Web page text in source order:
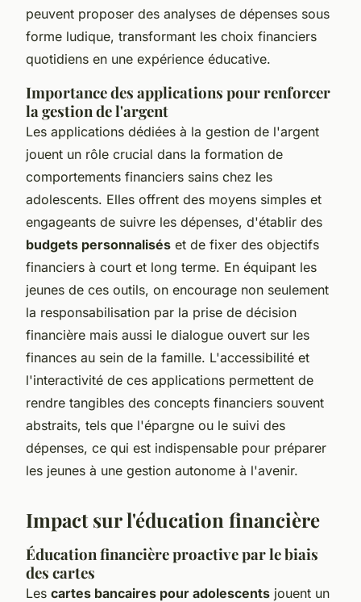
peuvent proposer des analyses de dépenses sous
forme ludique, transformant les choix financiers
quotidiens en une expérience éducative.
Importance des applications pour renforcer
la gestion de l'argent
Les applications dédiées à la gestion de l'argent
jouent un rôle crucial dans la formation de
comportements financiers sains chez les
adolescents. Elles offrent des moyens simples et
engageants de suivre les dépenses, d'établir des
budgets personnalisés et de fixer des objectifs
financiers à court et long terme. En équipant les
jeunes de ces outils, on encourage non seulement
la responsabilisation par la prise de décision
financière mais aussi le dialogue ouvert sur les
finances au sein de la famille. L'accessibilité et
l'interactivité de ces applications permettent de
rendre tangibles des concepts financiers souvent
abstraits, tels que l'épargne ou le suivi des
dépenses, ce qui est indispensable pour préparer
les jeunes à une gestion autonome à l'avenir.
Impact sur l'éducation financière
Éducation financière proactive par le biais
des cartes
Les cartes bancaires pour adolescents jouent un